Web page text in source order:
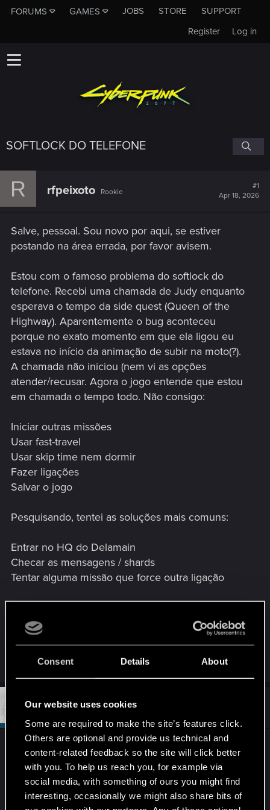
Consent Details About
Our website uses cookies
Some are required to make the site’s features click.
Others are optional and provide us technical and
content-related feedback so the site will click better
with you. To help us reach you, for example via
social media, with something of ours you might find
interesting, occasionally we might also share bits of
FORUMS GAMES JOBS STORE
SUPPORT
Log in
Register
SOFTLOCK DO TELEFONE
R rfpeixoto Rookie
#1
Apr 18, 2026
Salve, pessoal. Sou novo por aqui, se estiver
postando na área errada, por favor avisem.
Estou com o famoso problema do softlock do
telefone. Recebi uma chamada de Judy enquanto
esperava o tempo da side quest (Queen of the
Highway). Aparentemente o bug aconteceu
porque no exato momento em que ela ligou eu
estava no início da animação de subir na moto(?).
A chamada não iniciou (nem vi as opções
atender/recusar. Agora o jogo entende que estou
em chamada o tempo todo. Não consigo:
Iniciar outras missões
Usar fast-travel
Usar skip time nem dormir
Fazer ligações
Salvar o jogo
Pesquisando, tentei as soluções mais comuns:
Entrar no HQ do Delamain
Checar as mensagens / shards
Tentar alguma missão que force outra ligação
Plataforma: PS4
RezoInverse Moderator
Nunca passei por esse bug, mas as duas coisas
que vem a minha mente são:
- Voltar o save, o que pode ser complicado se já